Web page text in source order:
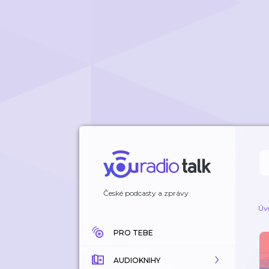
České podcasty a zprávy
PRO TEBE
AUDIOKNIHY